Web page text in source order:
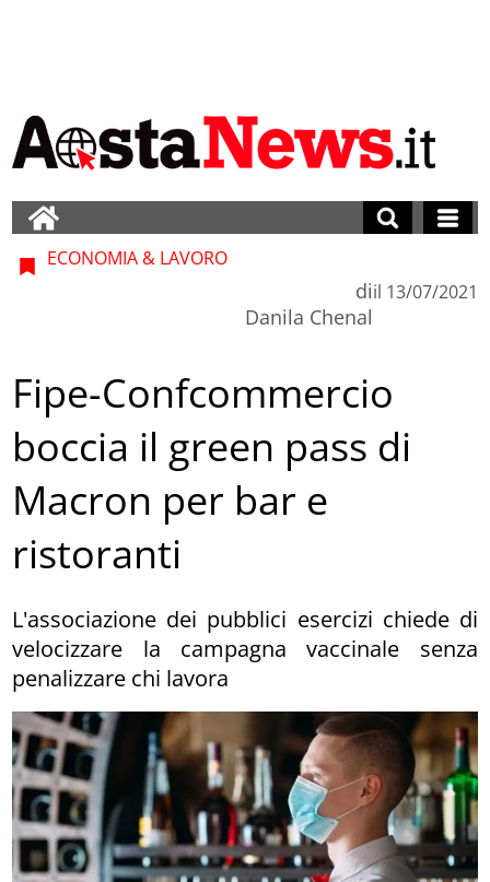
ECONOMIA & LAVORO
di
Danila Chenal
il 13/07/2021
Fipe-Confcommercio
boccia il green pass di
Macron per bar e
ristoranti
L'associazione dei pubblici esercizi chiede di
velocizzare la campagna vaccinale senza
penalizzare chi lavora